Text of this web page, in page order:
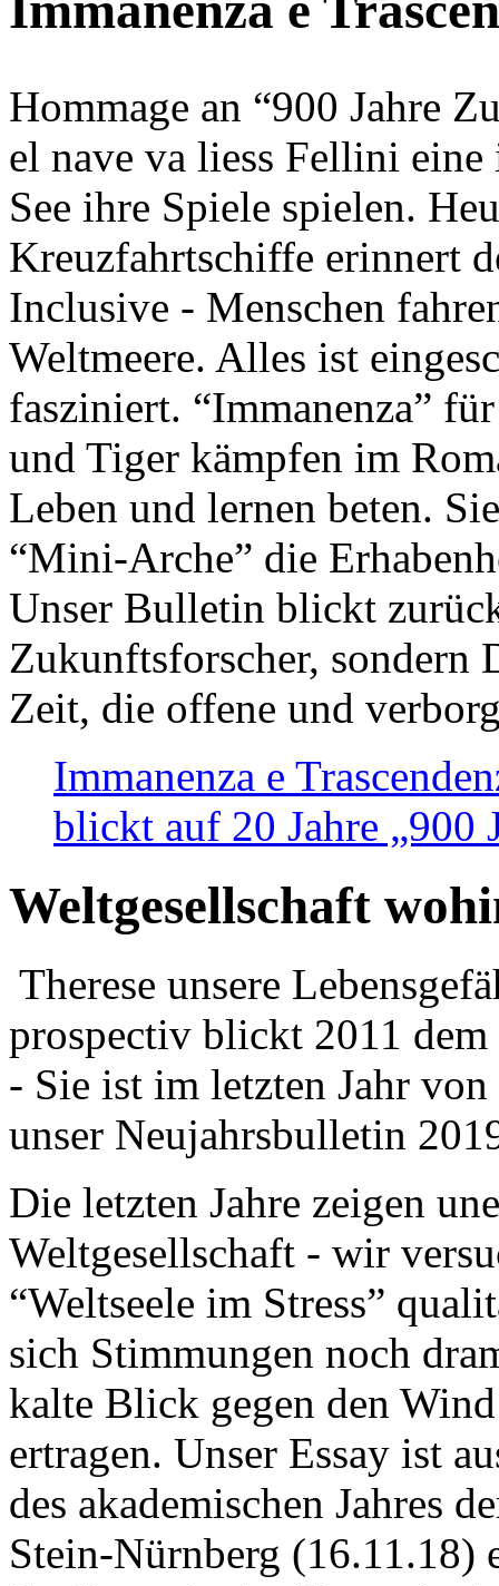
Hommage an “900 Jahre
el nave va liess Fellini
See ihre Spiele spielen.
Kreuzfahrtschiffe erinnert
Inclusive - Menschen
Weltmeere. Alles ist
fasziniert. “Immanenza”
und Tiger kämpfen im
Leben und lernen beten.
“Mini-Arche” die
Unser Bulletin blickt
Zukunftsforscher, sondern
Zeit, die offene und
Immanenza e
blickt auf 20 Jahre „900
Weltgesellschaft
Therese unsere
prospectiv blickt 2011
- Sie ist im letzten Jahr
unser Neujahrsbulletin
Die letzten Jahre zeigen
Weltgesellschaft - wir
“Weltseele im Stress”
sich Stimmungen noch
kalte Blick gegen den
ertragen. Unser Essay ist
des akademischen Jahres
Stein-Nürnberg (16.11.18)